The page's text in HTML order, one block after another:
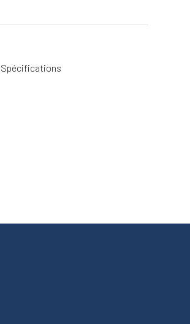
Spécifications